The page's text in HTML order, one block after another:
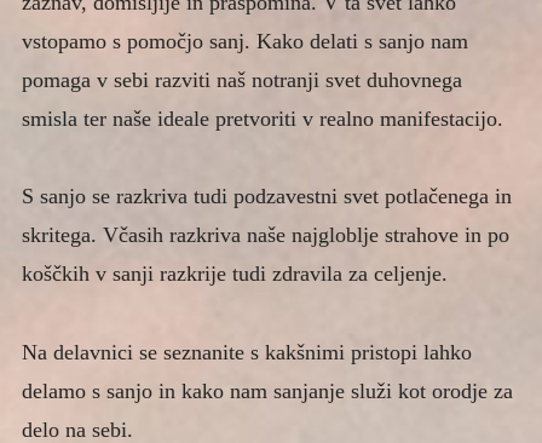
Reiki šola
Kako sijati svojo Luno
SVETOVANJE IN TRENING
child
ČLANKI
child
KONTAKT
vstopamo s pomočjo sanj. Kako delati s sanjo nam
pomaga v sebi razviti naš notranji svet duhovnega
smisla ter naše ideale pretvoriti v realno manifestacijo.
S sanjo se razkriva tudi podzavestni svet potlačenega in
skritega. Včasih razkriva naše najgloblje strahove in po
koščkih v sanji razkrije tudi zdravila za celjenje.
Na delavnici se seznanite s kakšnimi pristopi lahko
delamo s sanjo in kako nam sanjanje služi kot orodje za
delo na sebi.